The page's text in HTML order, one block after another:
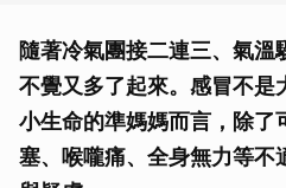
隨著冷氣團接二連三、氣溫
不覺又多了起來。感冒不是
小生命的準媽媽而言，除了
塞、喉嚨痛、全身無力等不